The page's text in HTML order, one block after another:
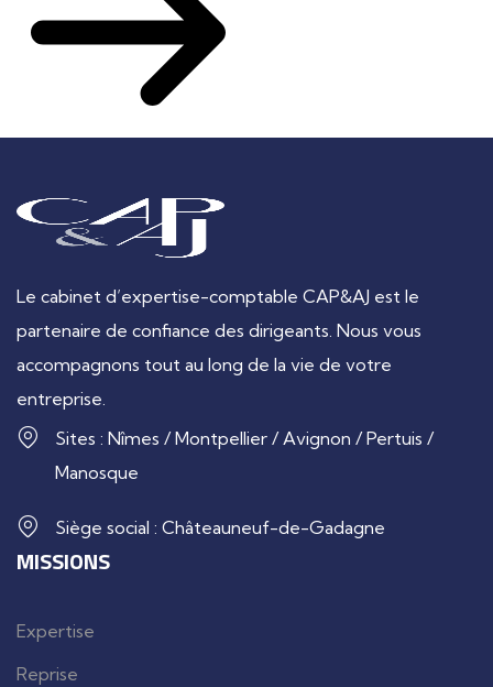
Le cabinet d’expertise-comptable CAP&AJ est le
partenaire de confiance des dirigeants. Nous vous
accompagnons tout au long de la vie de votre
entreprise.
Sites : Nîmes / Montpellier / Avignon / Pertuis /
Manosque
Siège social : Châteauneuf-de-Gadagne
MISSIONS
Expertise
Reprise